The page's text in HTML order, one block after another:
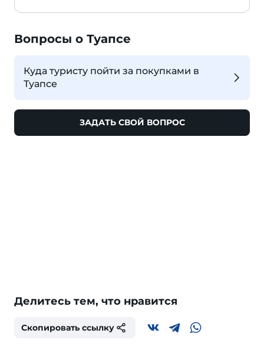
Вопросы о Туапсе
Куда туристу пойти за покупками в
Туапсе
ЗАДАТЬ СВОЙ ВОПРОС
Делитесь тем, что нравится
Скопировать ссылку